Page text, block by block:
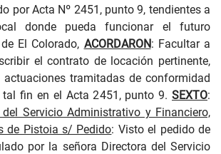
por Acta Nº 2451, punto 9, tendientes a
donde pueda funcionar el futuro
El Colorado, ACORDARON: Facultar a
el contrato de locación pertinente,
tramitadas de conformidad
fin en el Acta 2451, punto 9. SEXTO:
Servicio Administrativo y Financiero,
de Pistoia s/ Pedido: Visto el pedido de
por la señora Directora del Servicio